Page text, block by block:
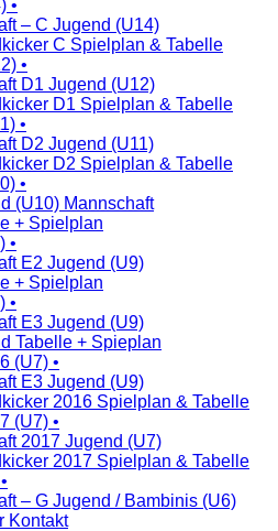
•
– C Jugend (U14)
C Spielplan & Tabelle
•
D1 Jugend (U12)
D1 Spielplan & Tabelle
•
D2 Jugend (U11)
D2 Spielplan & Tabelle
•
(U10) Mannschaft
+ Spielplan
•
E2 Jugend (U9)
+ Spielplan
•
E3 Jugend (U9)
Tabelle + Spieplan
(U7) •
E3 Jugend (U9)
2016 Spielplan & Tabelle
(U7) •
2017 Jugend (U7)
2017 Spielplan & Tabelle
– G Jugend / Bambinis (U6)
Kontakt